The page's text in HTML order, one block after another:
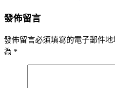
發佈留言
發佈留言必須填寫的電子郵件地
為 *